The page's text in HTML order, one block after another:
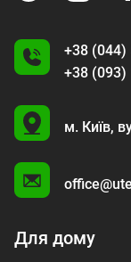
+38 (044)
+38 (093)
U
м. Київ,
Для дому